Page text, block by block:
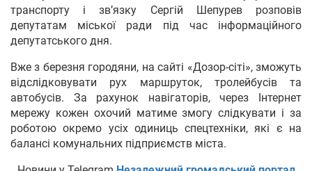
транспорту і зв’язку Сергій Шепурев розповів
депутатам міської ради під час інформаційного
депутатського дня.
Вже з березня городяни, на сайті «Дозор-сіті», зможуть
відслідковувати рух маршруток, тролейбусів та
автобусів. За рахунок навігаторів, через Інтернет
мережу кожен охочий матиме змогу слідкувати і за
роботою окремо усіх одиниць спецтехніки, які є на
балансі комунальних підприємств міста.